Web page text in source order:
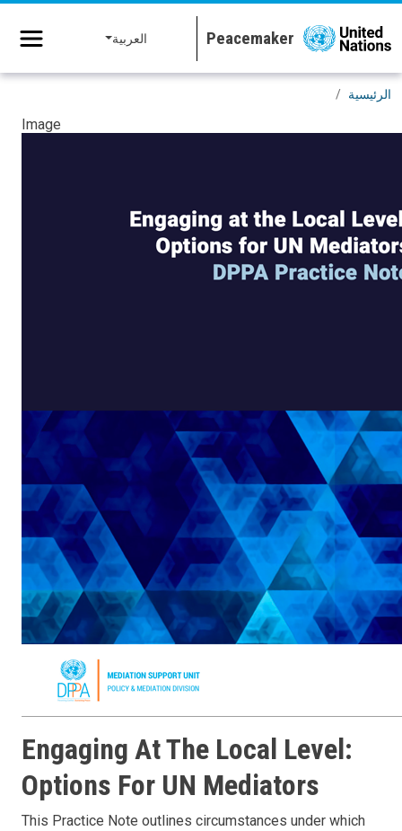
تجاوز إلى المحتوى الرئيسي
العربية
الرئيسية
Image
Engaging At The Local Level:
Options For UN Mediators
This Practice Note outlines circumstances under which